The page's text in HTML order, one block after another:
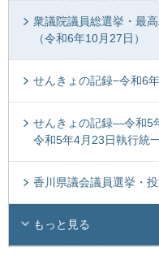
衆議院議員総選挙・最
（令和6年10月27日）
せんきょの記録−令和6
せんきょの記録―令和5
令和5年4月23日執行統
香川県議会議員選挙・
もっと見る